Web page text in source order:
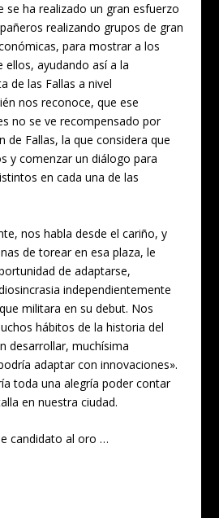
se ha realizado un gran esfuerzo
realizando grupos de gran
para mostrar a los
ayudando así a la
de las Fallas a nivel
nos reconoce, que ese
no se ve recompensado por
de Fallas, la que considera que
y comenzar un diálogo para
en cada una de las
nos habla desde el cariño, y
de torear en esa plaza, le
de adaptarse,
independientemente
militara en su debut. Nos
hábitos de la historia del
desarrollar, muchísima
adaptar con innovaciones».
toda una alegría poder contar
en nuestra ciudad.
candidato al oro …